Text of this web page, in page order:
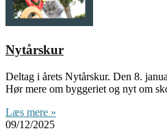
Nytårskur
Deltag i årets Nytårskur. Den 8.
Hør mere om byggeriet og nyt om
Læs mere »
09/12/2025